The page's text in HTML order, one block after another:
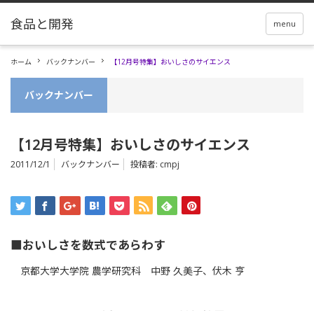
menu
ホーム バックナンバー 【12月号特集】おいしさのサイエンス
バックナンバー
【12月号特集】おいしさのサイエンス
2011/12/1 バックナンバー 投稿者: cmpj
■おいしさを数式であらわす
京都大学大学院 農学研究科 中野 久美子、伏木 亨